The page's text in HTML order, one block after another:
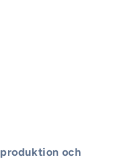
och